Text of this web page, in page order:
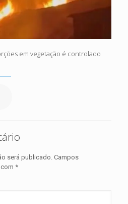
em vegetação é controlado
será publicado. Campos
*